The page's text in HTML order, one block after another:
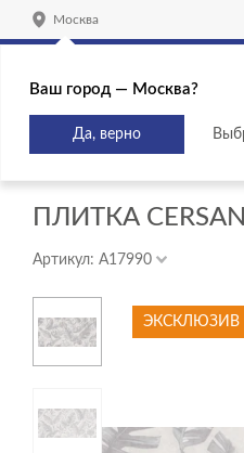
Москва
ПЛИТКА
Артикул: A17990
ЭКСКЛЮЗИВ
Ваш город — Москва?
Да, верно